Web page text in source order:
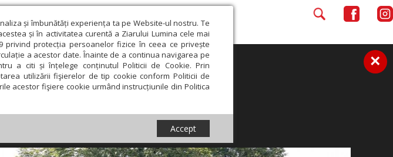
și îmbunătăți experiența ta pe Website-ul nostru. Te
și în activitatea curentă a Ziarului Lumina cele mai
privind protecția persoanelor fizice în ceea ce privește
a acestor date. Înainte de a continua navigarea pe
a citi și înțelege conținutul Politicii de Cookie. Prin
utilizării fişierelor de tip cookie conform Politicii de
acestor fişiere cookie urmând instrucțiunile din Politica
Accept
×